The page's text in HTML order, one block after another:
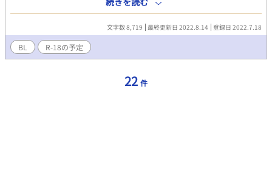
は家政夫でないと困る。 来てくれた家政夫は完璧。 その家政夫、
実は伝説のホストだったことを知る。 だんだん意識してゆく俺。
実は家政夫、俺のデビュー前から俺のこと知ってたみたい。 そん
な二人のエピソードを書く。 思いついたら書く。 そんなんですみ
ません😖 ホスト、本城大我(たいが)、23歳 家政夫、金井寛人(ひ
文字数 8,719 最終更新日 2022.8.14 登録日 2022.7.18
BL R-18の予定
22 件